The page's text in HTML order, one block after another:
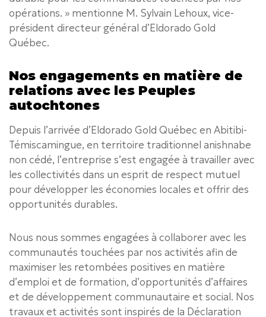
opérations. » mentionne M. Sylvain Lehoux, vice-
président directeur général d’Eldorado Gold
Québec.
Nos engagements en matière de
relations avec les Peuples
autochtones
Depuis l’arrivée d’Eldorado Gold Québec en Abitibi-
Témiscamingue, en territoire traditionnel anishnabe
non cédé, l’entreprise s’est engagée à travailler avec
les collectivités dans un esprit de respect mutuel
pour développer les économies locales et offrir des
opportunités durables.
Nous nous sommes engagées à collaborer avec les
communautés touchées par nos activités afin de
maximiser les retombées positives en matière
d’emploi et de formation, d’opportunités d’affaires
et de développement communautaire et social. Nos
travaux et activités sont inspirés de la Déclaration